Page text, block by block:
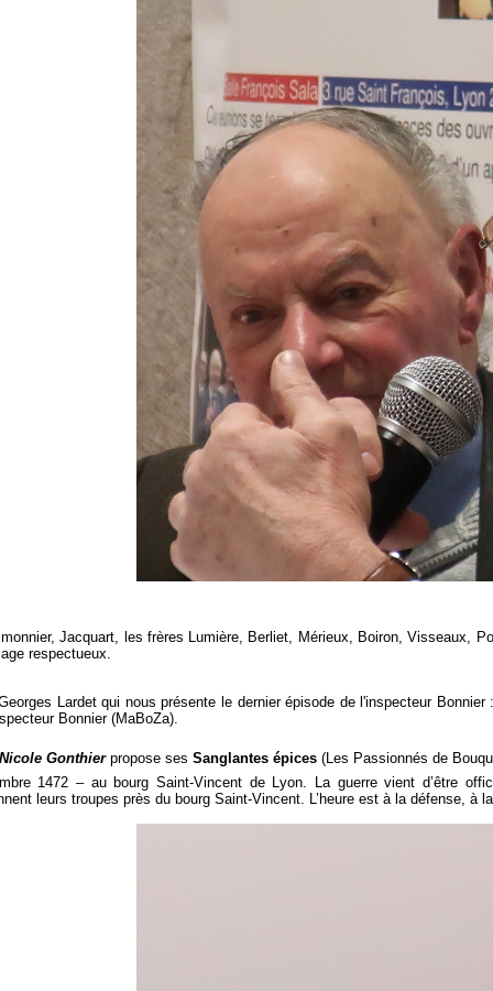
Jacquart, les frères Lumière, Berliet, Mérieux, Boiron, Visseaux,
respectueux.
Lardet qui nous présente le dernier épisode de l'inspecteur
Bonnier (MaBoZa).
Gonthierpropose ses Sanglantes épices(Les Passionnés de
1472 – au bourg Saint-Vincent de Lyon. La guerre vient d’être
leurs troupes près du bourg Saint-Vincent. L’heure est à la défense, à